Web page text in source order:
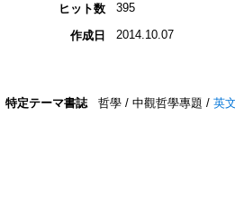
ヒット数
395
作成日 2014.10.07
特定テーマ書誌 哲學 / 中觀哲學專題 / 英